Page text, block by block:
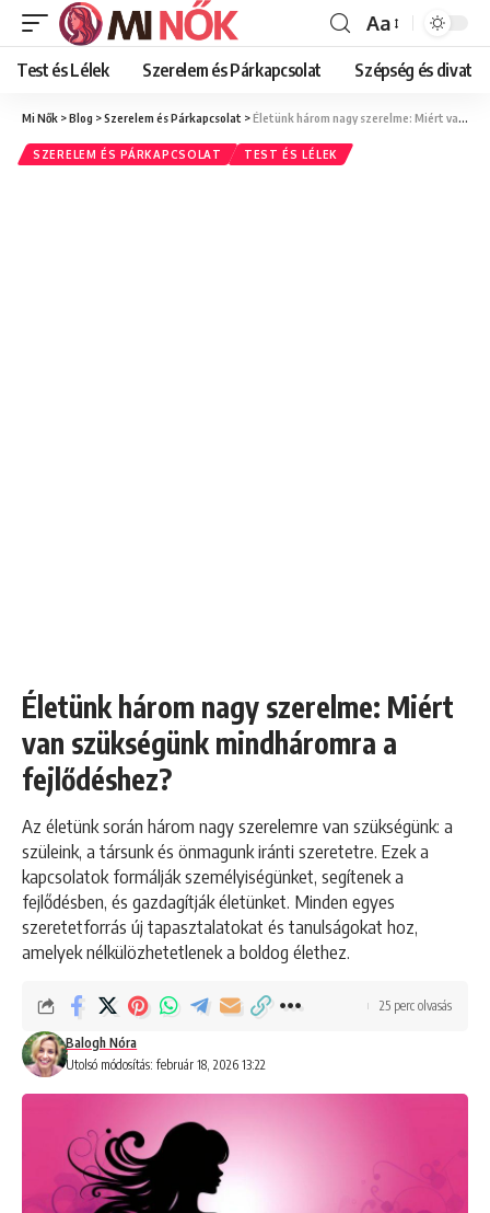
Font
Resizer
Aa
Test és Lélek Szerelem és Párkapcsolat Szépség és divat
Mi Nők >Blog >Szerelem és Párkapcsolat >Életünk három nagy szerelme: Miért van szükségünk mindháromra a fejlődéshez?
SZERELEM ÉS PÁRKAPCSOLAT TEST ÉS LÉLEK
Életünk három nagy szerelme: Miért
van szükségünk mindháromra a
fejlődéshez?
Az életünk során három nagy szerelemre van szükségünk: a
szüleink, a társunk és önmagunk iránti szeretetre. Ezek a
kapcsolatok formálják személyiségünket, segítenek a
fejlődésben, és gazdagítják életünket. Minden egyes
szeretetforrás új tapasztalatokat és tanulságokat hoz,
amelyek nélkülözhetetlenek a boldog élethez.
Utolsó módosítás: február 18, 2026 13:22
Balogh Nóra
25 perc olvasás